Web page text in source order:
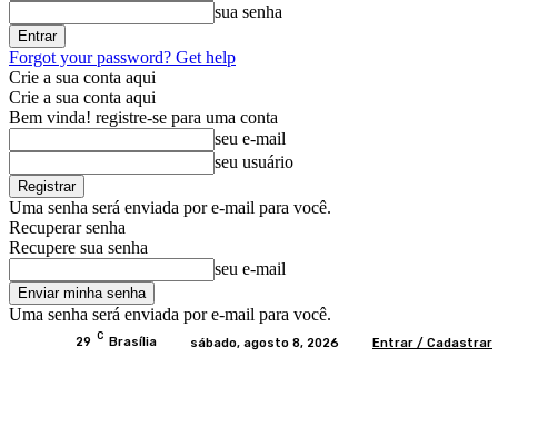
sua senha
Forgot your password? Get help
Crie a sua conta aqui
Crie a sua conta aqui
Bem vinda! registre-se para uma conta
seu e-mail
seu usuário
Uma senha será enviada por e-mail para você.
Recuperar senha
Recupere sua senha
seu e-mail
Uma senha será enviada por e-mail para você.
29 C Brasília sábado, agosto 8, 2026 Entrar / Cadastrar